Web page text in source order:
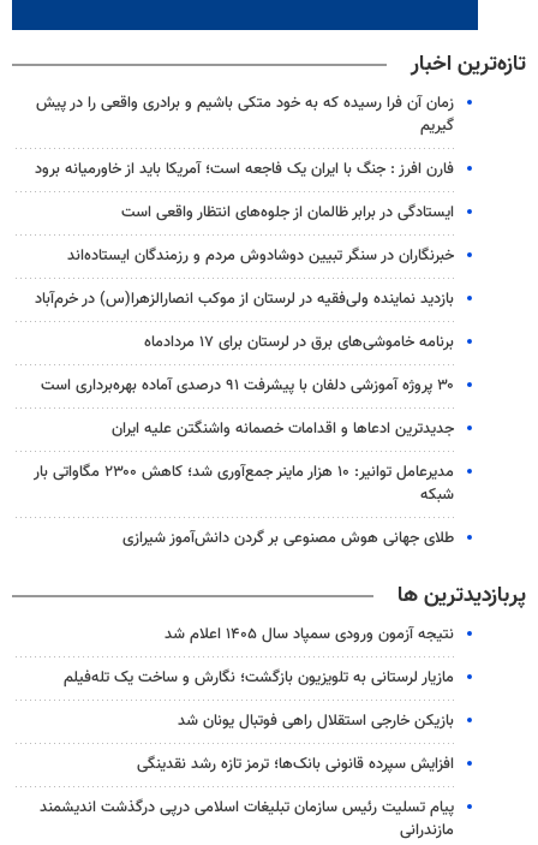
تازه‌ترین اخبار
زمان آن فرا رسیده که به خود متکی باشیم و برادری واقعی را در پیش
گیریم
فارن افرز : جنگ با ایران یک فاجعه است؛ آمریکا باید از خاورمیانه برود
ایستادگی در برابر ظالمان از جلوه‌های انتظار واقعی است
خبرنگاران در سنگر تبیین دوشادوش مردم و رزمندگان ایستاده‌اند
بازدید نماینده ولی‌فقیه در لرستان از موکب انصارالزهرا(س) در خرم‌آباد
برنامه خاموشی‌های برق در لرستان برای ۱۷ مردادماه
۳۰ پروژه آموزشی دلفان با پیشرفت ۹۱ درصدی آماده بهره‌برداری است
جدیدترین ادعاها و اقدامات خصمانه واشنگتن علیه ایران
مدیرعامل توانیر: ۱۰ هزار ماینر جمع‌آوری شد؛ کاهش ۲۳۰۰ مگاواتی بار
شبکه
طلای جهانی هوش مصنوعی بر گردن دانش‌آموز شیرازی
پربازدیدترین ها
نتیجه آزمون ورودی سمپاد سال ۱۴۰۵ اعلام شد
مازیار لرستانی به تلویزیون بازگشت؛ نگارش و ساخت یک تله‌فیلم
بازیکن خارجی استقلال راهی فوتبال یونان شد
افزایش سپرده قانونی بانک‌ها؛ ترمز تازه رشد نقدینگی
پیام تسلیت رئیس سازمان تبلیغات اسلامی درپی درگذشت اندیشمند
مازندرانی